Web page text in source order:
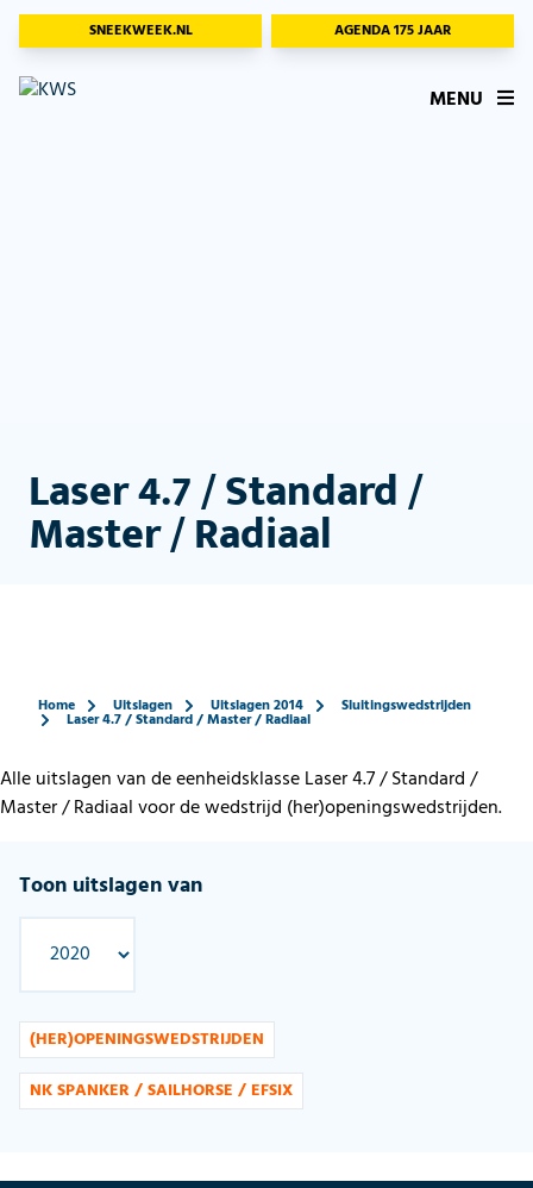
SNEEKWEEK.NL AGENDA 175 JAAR
MENU
Laser 4.7 / Standard /
Master / Radiaal
Home Uitslagen Uitslagen 2014 Sluitingswedstrijden
Laser 4.7 / Standard / Master / Radiaal
Alle uitslagen van de eenheidsklasse Laser 4.7 / Standard /
Master / Radiaal voor de wedstrijd (her)openingswedstrijden.
Toon uitslagen van
(HER)OPENINGSWEDSTRIJDEN
NK SPANKER / SAILHORSE / EFSIX